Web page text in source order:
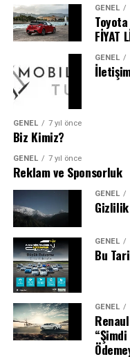
GENEL
FİYAT
GENEL
GENEL 7 yıl önce
Biz Kimiz?
GENEL 7 yıl önce
Reklam ve Sponsorluk
GENEL
GENEL
Bu
GENEL